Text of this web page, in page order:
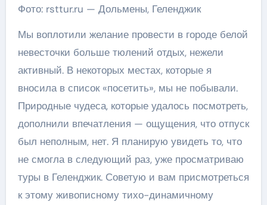
Фото: rsttur.ru — Дольмены, Геленджик
Мы воплотили желание провести в городе белой
невесточки больше тюлений отдых, нежели
активный. В некоторых местах, которые я
вносила в список «посетить», мы не побывали.
Природные чудеса, которые удалось посмотреть,
дополнили впечатления — ощущения, что отпуск
был неполным, нет. Я планирую увидеть то, что
не смогла в следующий раз, уже просматриваю
туры в Геленджик. Советую и вам присмотреться
к этому живописному тихо-динамичному